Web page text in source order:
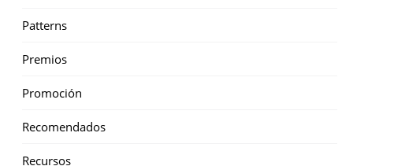
Patterns
Premios
Promoción
Recomendados
Recursos